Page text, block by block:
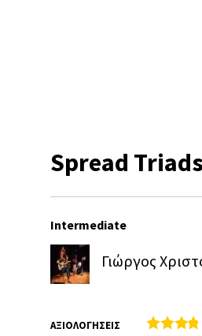
Spread Triads
Intermediate
Γιώργος
ΑΞΙΟΛΟΓΗΣΕΙΣ